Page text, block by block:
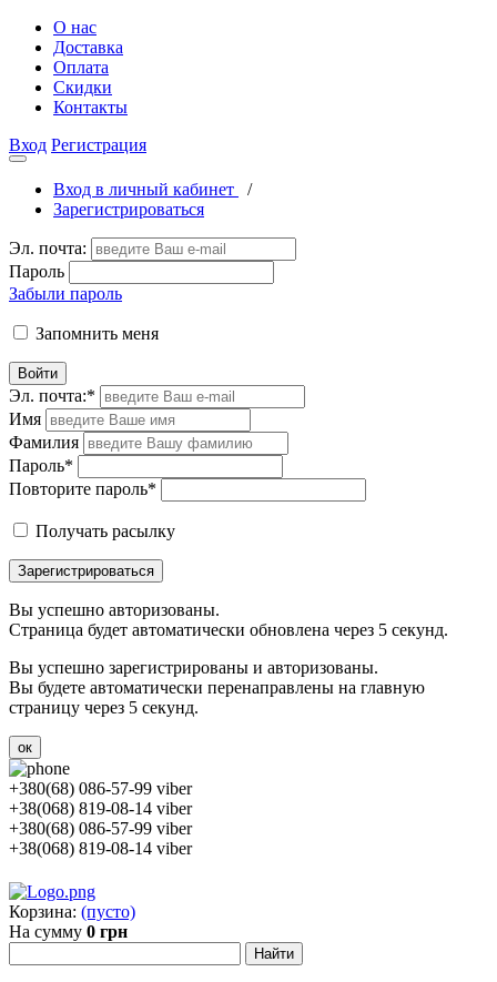
О нас
Доставка
Оплата
Скидки
Контакты
Вход Регистрация
Вход в личный кабинет
/
Зарегистрироваться
Эл. почта:
Пароль
Забыли пароль
Запомнить меня
Войти
Эл. почта:*
Имя
Фамилия
Пароль*
Повторите пароль*
Получать расылку
Зарегистрироваться
Вы успешно авторизованы.
Страница будет автоматически обновлена через 5 секунд.
Вы успешно зарегистрированы и авторизованы.
Вы будете автоматически перенаправлены на главную
страницу через 5 секунд.
ок
+380(68) 086-57-99 viber
+38(068) 819-08-14 viber
+380(68) 086-57-99 viber
+38(068) 819-08-14 viber
Корзина: (пусто)
На сумму 0 грн